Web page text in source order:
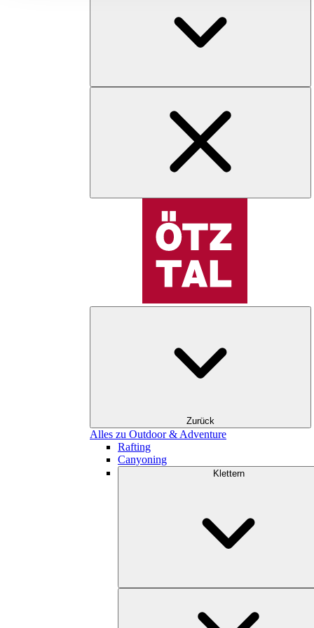
Zurück
Alles zu Outdoor & Adventure
Rafting
Canyoning
Klettern